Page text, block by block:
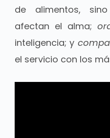
de alimentos,
afectan el alma;
inteligencia; y
el servicio con los